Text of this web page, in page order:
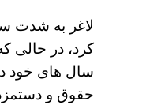
لاغر به شدت
کرد، در حالی
سال های خود
حقوق و